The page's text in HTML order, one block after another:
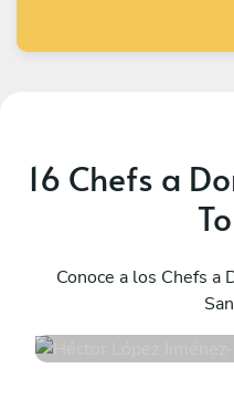
16 Chefs a
Conoce a los Chefs a
Santiago de
52 servicios